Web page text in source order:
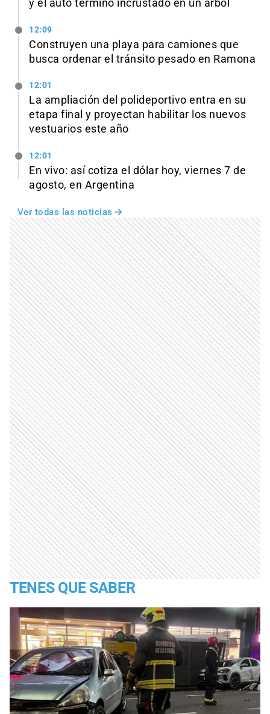
y el auto terminó incrustado en un árbol
12:09
Construyen una playa para camiones que
busca ordenar el tránsito pesado en Ramona
12:01
La ampliación del polideportivo entra en su
etapa final y proyectan habilitar los nuevos
vestuarios este año
12:01
En vivo: así cotiza el dólar hoy, viernes 7 de
agosto, en Argentina
Ver todas las noticias
TENES QUE SABER